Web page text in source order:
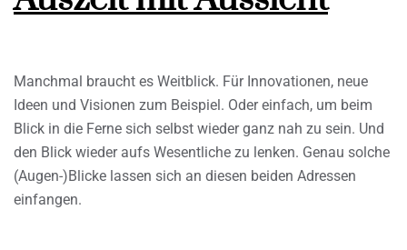
Manchmal braucht es Weitblick. Für Innovationen, neue
Ideen und Visionen zum Beispiel. Oder einfach, um beim
Blick in die Ferne sich selbst wieder ganz nah zu sein. Und
den Blick wieder aufs Wesentliche zu lenken. Genau solche
(Augen-)Blicke lassen sich an diesen beiden Adressen
einfangen.